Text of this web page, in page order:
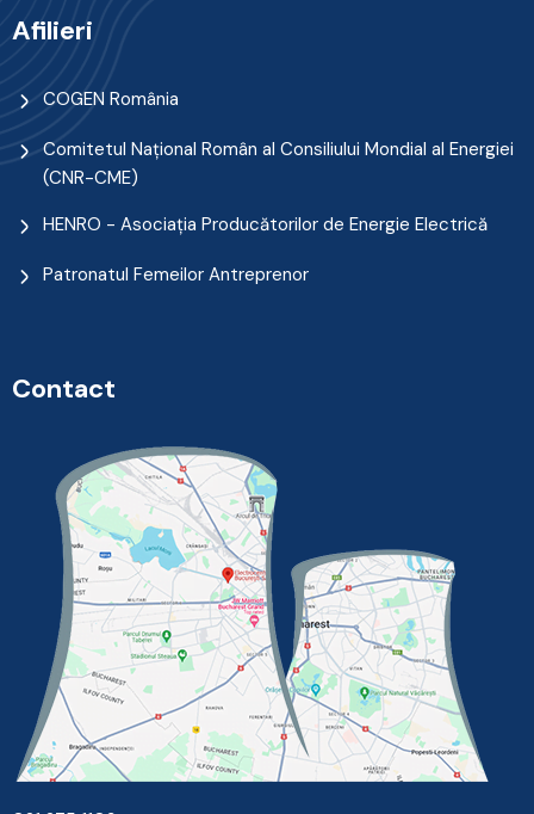
Afilieri
COGEN România
Comitetul Naţional Român al Consiliului Mondial al Energiei
(CNR-CME)
HENRO - Asociația Producătorilor de Energie Electrică
Patronatul Femeilor Antreprenor
Contact